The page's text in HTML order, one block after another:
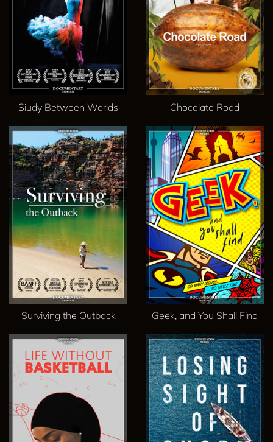
Siudy Between Worlds Chocolate Road
Surviving the Outback Geek, and You Shall Find